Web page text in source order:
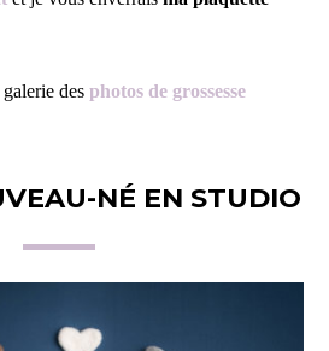
galerie desphotos de grossesse
NÉ EN STUDIO